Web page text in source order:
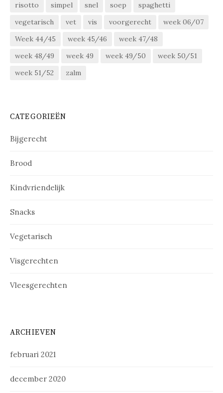
risotto
simpel snel soep
spaghetti
vegetarisch
vet vis voorgerecht
week 06/07
Week 44/45
week 45/46
week 47/48
week 48/49
week 49 week 49/50
week 50/51
week 51/52
zalm
CATEGORIEËN
Bijgerecht
Brood
Kindvriendelijk
Snacks
Vegetarisch
Visgerechten
Vleesgerechten
ARCHIEVEN
februari 2021
december 2020